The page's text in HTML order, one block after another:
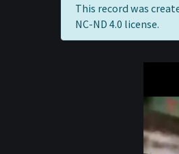
This record was
NC-ND 4.0 license.